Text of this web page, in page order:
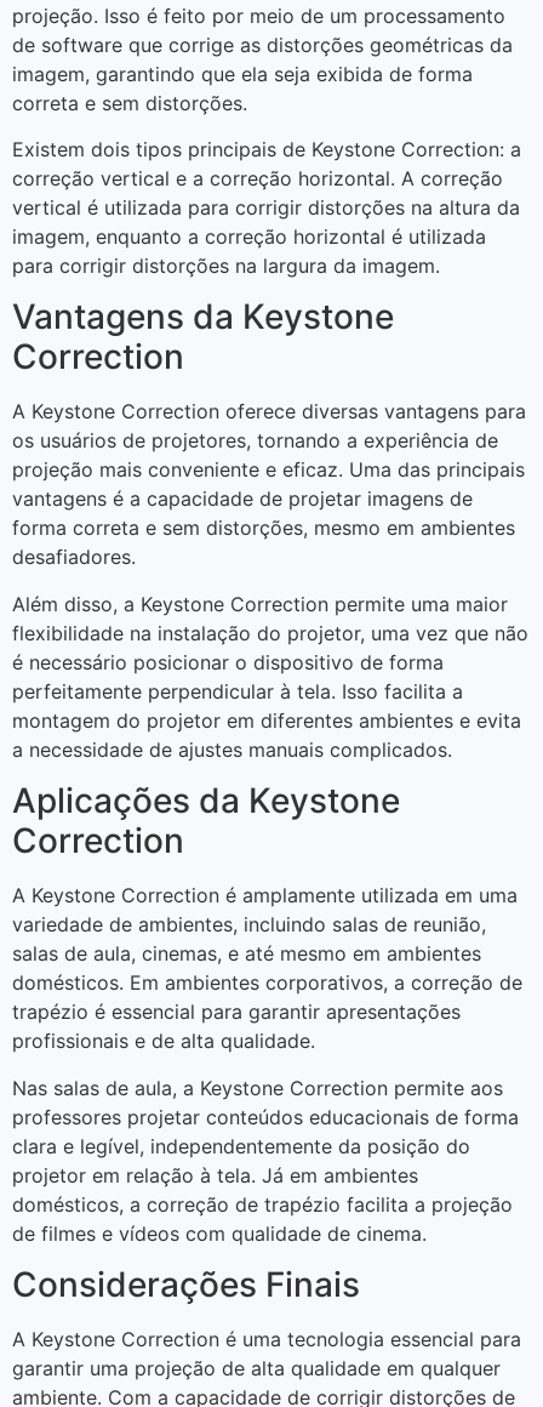
projeção. Isso é feito por meio de um processamento
de software que corrige as distorções geométricas da
imagem, garantindo que ela seja exibida de forma
correta e sem distorções.
Existem dois tipos principais de Keystone Correction: a
correção vertical e a correção horizontal. A correção
vertical é utilizada para corrigir distorções na altura da
imagem, enquanto a correção horizontal é utilizada
para corrigir distorções na largura da imagem.
Vantagens da Keystone
Correction
A Keystone Correction oferece diversas vantagens para
os usuários de projetores, tornando a experiência de
projeção mais conveniente e eficaz. Uma das principais
vantagens é a capacidade de projetar imagens de
forma correta e sem distorções, mesmo em ambientes
desafiadores.
Além disso, a Keystone Correction permite uma maior
flexibilidade na instalação do projetor, uma vez que não
é necessário posicionar o dispositivo de forma
perfeitamente perpendicular à tela. Isso facilita a
montagem do projetor em diferentes ambientes e evita
a necessidade de ajustes manuais complicados.
Aplicações da Keystone
Correction
A Keystone Correction é amplamente utilizada em uma
variedade de ambientes, incluindo salas de reunião,
salas de aula, cinemas, e até mesmo em ambientes
domésticos. Em ambientes corporativos, a correção de
trapézio é essencial para garantir apresentações
profissionais e de alta qualidade.
Nas salas de aula, a Keystone Correction permite aos
professores projetar conteúdos educacionais de forma
clara e legível, independentemente da posição do
projetor em relação à tela. Já em ambientes
domésticos, a correção de trapézio facilita a projeção
de filmes e vídeos com qualidade de cinema.
Considerações Finais
A Keystone Correction é uma tecnologia essencial para
garantir uma projeção de alta qualidade em qualquer
ambiente. Com a capacidade de corrigir distorções de